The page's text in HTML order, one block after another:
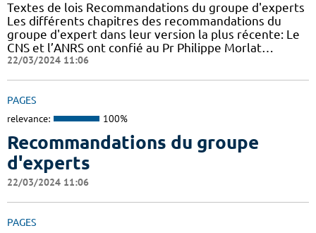
Textes de lois Recommandations du groupe d'experts
Les différents chapitres des recommandations du
groupe d'expert dans leur version la plus récente: Le
CNS et l’ANRS ont confié au Pr Philippe Morlat…
22/03/2024 11:06
PAGES
relevance: 100%
Recommandations du groupe
d'experts
22/03/2024 11:06
PAGES